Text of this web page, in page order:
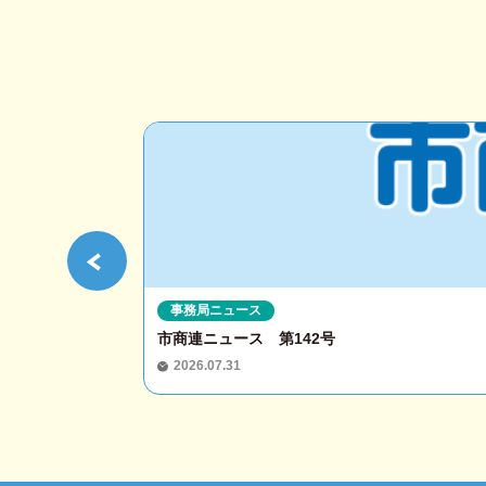
市商連ニュース 第142号
2026.07.31
事務局ニュース